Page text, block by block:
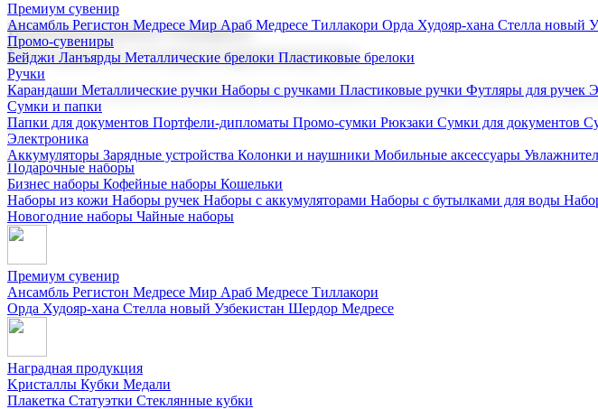
Премиум сувенир
Ансамбль Регистон Медресе Мир Араб Медресе Тиллакори Орда Худояр-хана Стелла новый
Промо-сувениры
Бейджи Ланъярды Металлические брелоки Пластиковые брелоки
Ручки
Карандаши Металлические ручки Наборы с ручками Пластиковые ручки Футляры для ручек
Сумки и папки
Папки для документов Портфели-дипломаты Промо-сумки Рюкзаки Сумки для документов
Электроника
Аккумуляторы Зарядные устройства Колонки и наушники Мобильные аксессуары
Корпоративные подарки
Поставка со склада и производство
Мы предлагаем широкий выбор корпоративных подарков и сувениров с логотипом. В нашем
Подарочные наборы
Бизнес наборы Кофейные наборы Кошельки
Наборы из кожи Наборы ручек Наборы с аккумуляторами Наборы с бутылками для воды
Новогодние наборы Чайные наборы
Премиум сувенир
Ансамбль Регистон Медресе Мир Араб Медресе Тиллакори
Орда Худояр-хана Стелла новый Узбекистан Шердор Медресе
Наградная продукция
Kристаллы Кубки Медали
Плакетка Статуэтки Стеклянные кубки